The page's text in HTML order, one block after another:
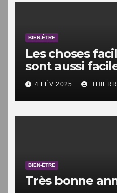
BIEN-ÊTRE
Les choses
sont aussi
faire.
4 FÉV 2025
BIEN-ÊTRE
Très bonne